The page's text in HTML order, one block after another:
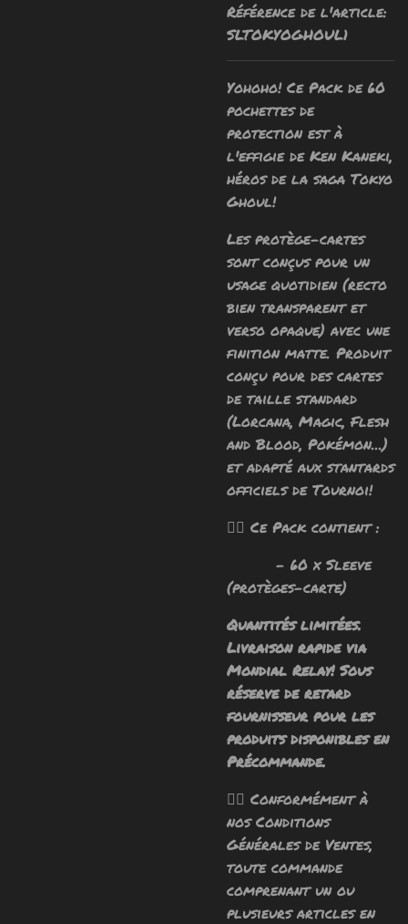
Référence de l'article:
SLTOKYOGHOUL1
Yohoho! Ce Pack de 60
pochettes de
protection està
l'effigie de Ken Kaneki,
héros de la saga Tokyo
Ghoul!
Les protège-cartes
sont conçus pour un
usage quotidien (recto
bien transparent et
verso opaque) avec une
finition matte. Produit
conçu pour des cartes
de taille standard
(Lorcana, Magic, Flesh
and Blood, Pokémon...)
et adapté aux stantards
officiels de Tournoi!
🧙‍♂️ Ce Pack contient :
- 60 x Sleeve
(protèges-carte)
Quantités limitées.
Livraison rapide via
Mondial Relay! Sous
réserve de retard
fournisseur pour les
produits disponibles en
Précommande.
🧙‍♂️ Conformément à
nos Conditions
Générales de Ventes,
toute commande
comprenant un ou
plusieurs articles en